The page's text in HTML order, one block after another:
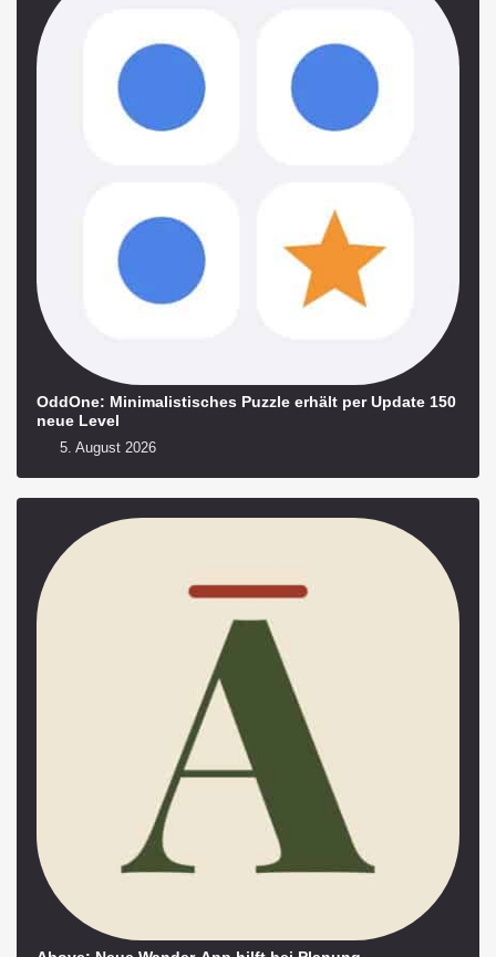
OddOne: Minimalistisches Puzzle erhält per Update 150
neue Level
5. August 2026